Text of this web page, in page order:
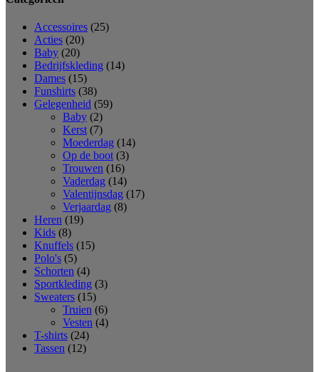
Accessoires (25)
Acties (20)
Baby (20)
Bedrijfskleding (14)
Dames (15)
Funshirts (38)
Gelegenheid (59)
Baby (2)
Kerst (7)
Moederdag (14)
Op de boot (3)
Trouwen (16)
Vaderdag (14)
Valentijnsdag (17)
Verjaardag (8)
Heren (19)
Kids (8)
Knuffels (15)
Polo's (5)
Schorten (4)
Sportkleding (3)
Sweaters (15)
Truien (6)
Vesten (4)
T-shirts (24)
Tassen (12)